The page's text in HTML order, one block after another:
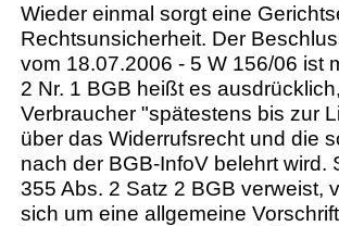
Wieder einmal sorgt eine
Rechtsunsicherheit. Der
vom 18.07.2006 - 5 W 156/06 ist
2 Nr. 1 BGB heißt es
Verbraucher "spätestens bis zur
über das Widerrufsrecht und die
nach der BGB-InfoV belehrt
355 Abs. 2 Satz 2 BGB verweist,
sich um eine allgemeine